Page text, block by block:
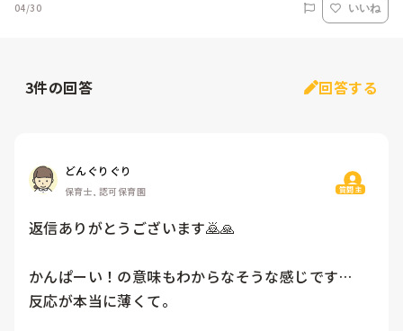
04/30 いいね
3件の回答 回答する
どんぐりぐり
保育士, 認可保育園 質問主
返信ありがとうございます🙇🙏
かんぱーい！の意味もわからなそうな感じです…
反応が本当に薄くて。